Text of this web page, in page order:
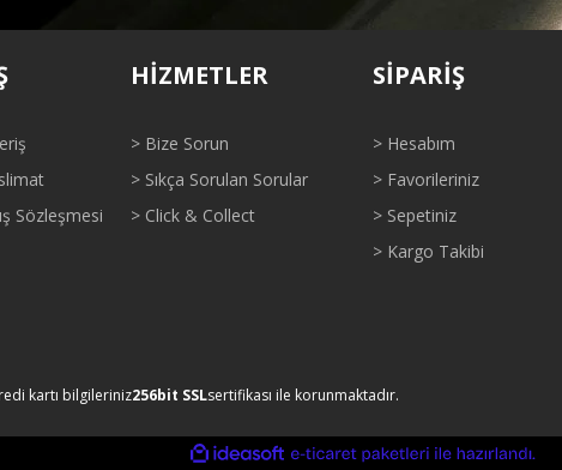
ve diğer konularda yetersiz gördüğünüz noktaları öneri formunu
Gönder
Sözleşmesi
HİZMETLER
> Bize Sorun
> Sıkça Sorulan Sorular
> Click & Collect
SİPARİŞ
> Hesabım
> Favorileriniz
> Sepetiniz
> Kargo Takibi
kartı bilgileriniz256bit SSLsertifikası ile korunmaktadır.
ideasoft
e-